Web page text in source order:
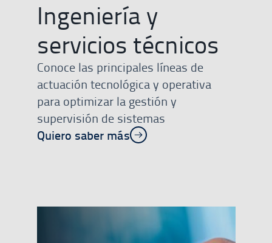
Ingeniería y
servicios técnicos
Conoce las principales líneas de
actuación tecnológica y operativa
para optimizar la gestión y
supervisión de sistemas
Quiero saber más